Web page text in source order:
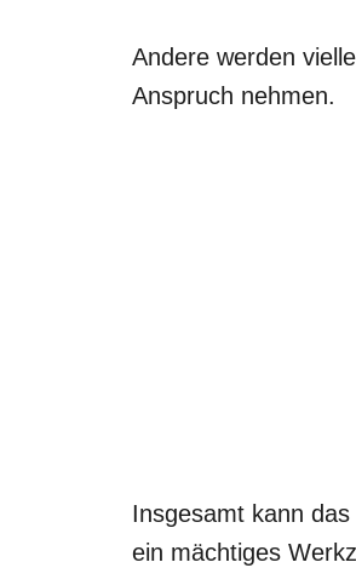
Andere werden
Anspruch nehmen.
Insgesamt kann
ein mächtiges